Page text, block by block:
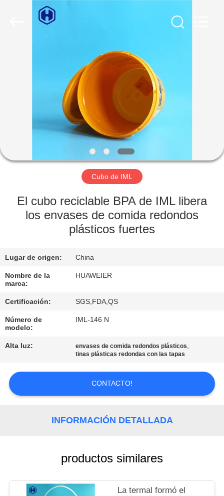
PRODUCTOS
SOBRE
NOSOTROS
RECORRIDO
POR
CONTROL
DE
CALIDAD
CONTACTA
CON
NOSOTROS
NOTICIAS
TRABAJO
EL
Cubo de IML
El cubo reciclable BPA de IML libera
los envases de comida redondos
plásticos fuertes
Lugar de origen: China
Nombre de la
marca:
HUAWEIER
Certificación: SGS,FDA,QS
Número de
modelo:
IML-146 N
Alta luz: envases de comida redondos plásticos,
tinas plásticas redondas con las tapas
CONTACTO!
INFORMACIÓN DETALLADA
productos similares
La termal formó el